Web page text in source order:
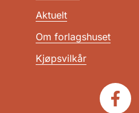
Aktuelt
Om forlagshuset
Kjøpsvilkår